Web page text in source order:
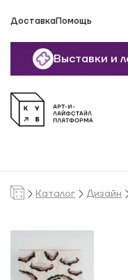
ДоставкаПомощь
Выставки и
Каталог Дизайн